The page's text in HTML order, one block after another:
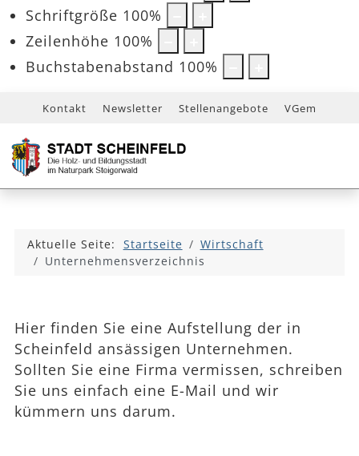
Schriftgröße 100%
Zeilenhöhe 100%
Buchstabenabstand 100%
Kontakt Newsletter Stellenangebote VGem
Aktuelle Seite: Startseite
Wirtschaft
Unternehmensverzeichnis
Hier finden Sie eine Aufstellung der in
Scheinfeld ansässigen Unternehmen.
Sollten Sie eine Firma vermissen, schreiben
Sie uns einfach eine E-Mail und wir
kümmern uns darum.